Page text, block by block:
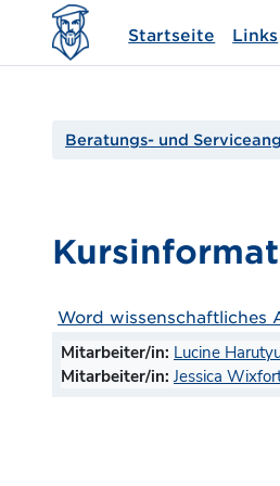
Zum Hauptinhalt
Startseite Links
Beratungs- und
Word wissenschaftliches
Mitarbeiter/in: Lucine
Mitarbeiter/in:Jessica